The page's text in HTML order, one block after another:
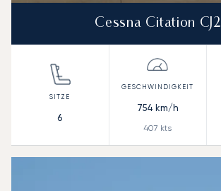
Cessna Citation CJ2
6
754 km/h
407 kts